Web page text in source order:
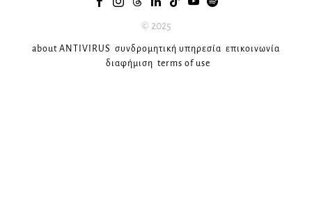
© 2025
about ANTIVIRUS συνδρομητική υπηρεσία επικοινωνία
διαφήμιση terms of use